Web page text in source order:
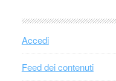
Accedi
Feed dei contenuti